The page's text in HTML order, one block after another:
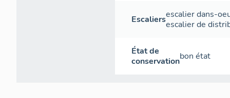
défense,
montagne
courtines
ne sera
Escaliersescalier dans-
escalier de
État de
conservationbon état